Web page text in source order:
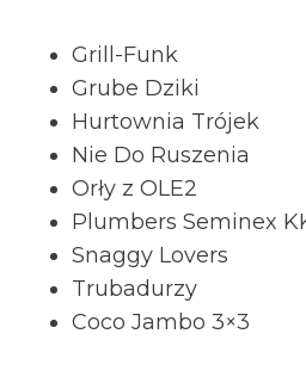
Grill-Funk
Grube Dziki
Hurtownia Trójek
Nie Do Ruszenia
Orły z OLE2
Plumbers Seminex
Snaggy Lovers
Trubadurzy
Coco Jambo 3×3